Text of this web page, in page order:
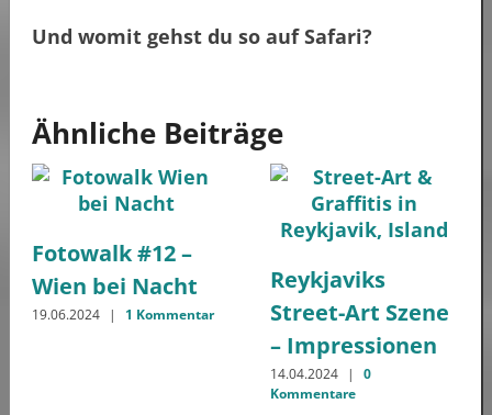
Und womit gehst du so auf Safari?
Ähnliche Beiträge
Fotowalk #12 –
Wien bei Nacht
19.06.2024 | 1 Kommentar
Reykjaviks
Street-Art Szene
– Impressionen
14.04.2024 |
0
Kommentare